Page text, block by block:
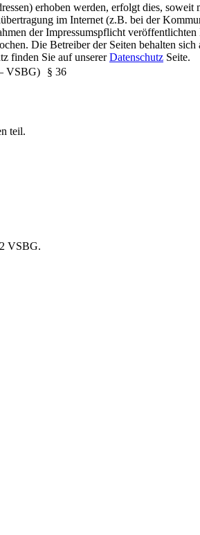
erhoben werden, erfolgt dies,
im Internet (z.B. bei der
der Impressumspflicht
Die Betreiber der Seiten behalten
finden Sie auf unsererDatenschutz Seite.
– VSBG) § 36
teil.
VSBG.